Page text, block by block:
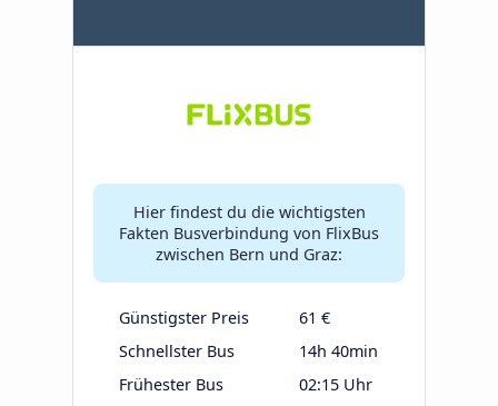
Hier findest du die wichtigsten
Fakten Busverbindung von FlixBus
zwischen Bern und Graz:
Günstigster Preis
61 €
Schnellster Bus
14h 40min
Frühester Bus
02:15 Uhr